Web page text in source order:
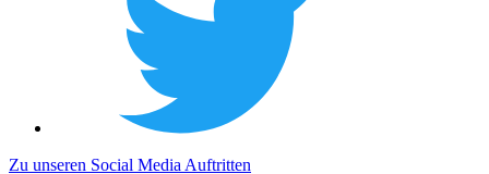
Zu unseren Social Media Auftritten